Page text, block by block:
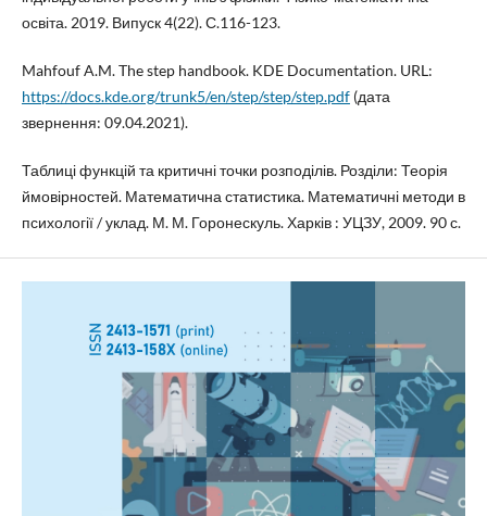
освіта. 2019. Випуск 4(22). С.116-123.
Mahfouf A.M. The step handbook. KDE Documentation. URL:
https://docs.kde.org/trunk5/en/step/step/step.pdf(дата
звернення: 09.04.2021).
Таблиці функцій та критичні точки розподілів. Розділи: Теорія
ймовірностей. Математична статистика. Математичні методи в
психології / уклад. М. М. Горонескуль. Харків : УЦЗУ, 2009. 90 с.